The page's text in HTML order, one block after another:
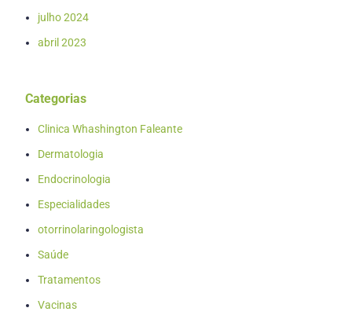
julho 2024
abril 2023
Categorias
Clinica Whashington Faleante
Dermatologia
Endocrinologia
Especialidades
otorrinolaringologista
Saúde
Tratamentos
Vacinas